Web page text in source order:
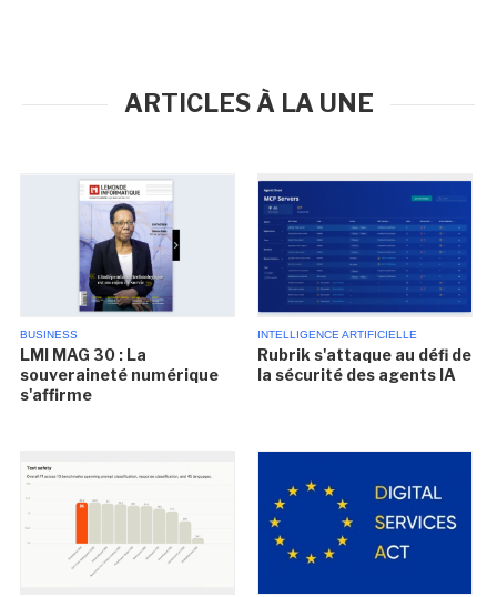
ARTICLES À LA UNE
BUSINESS
LMI MAG 30 : La
souveraineté numérique
s'affirme
INTELLIGENCE ARTIFICIELLE
Rubrik s'attaque au défi de
la sécurité des agents IA